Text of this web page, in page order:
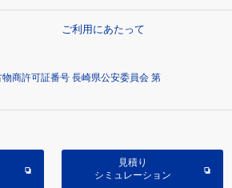
ご利用にあたって
商許可証番号 長崎県公安委員会 第
見積り
シミュレーション